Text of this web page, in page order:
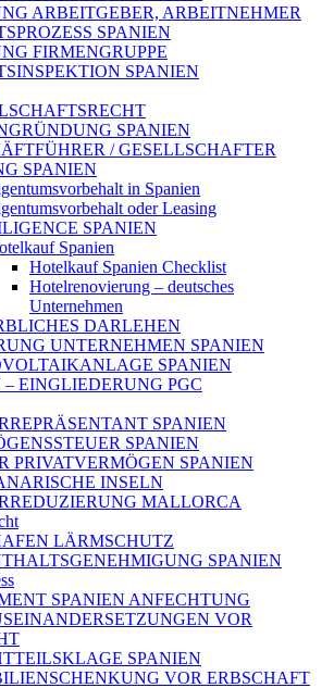
ARBEITGEBER, ARBEITNEHMER
SPANIEN
FIRMENGRUPPE
SPANIEN
SPANIEN
/ GESELLSCHAFTER
SPANIEN
in Spanien
oder Leasing
SPANIEN
Spanien
Hotelkauf Spanien Checklist
Hotelrenovierung – deutsches
Unternehmen
DARLEHEN
UNTERNEHMEN SPANIEN
SPANIEN
EINGLIEDERUNG PGC
SPANIEN
SPANIEN
PRIVATVERMÖGEN SPANIEN
INSELN
MALLORCA
LÄRMSCHUTZ
SPANIEN
SPANIEN ANFECHTUNG
VOR
SPANIEN
VOR ERBSCHAFT